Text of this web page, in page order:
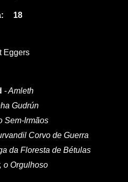
18
Eggers
- Amleth
Gudrún
Sem-Irmãos
Corvo de Guerra
da Floresta de Bétulas
o Orgulhoso